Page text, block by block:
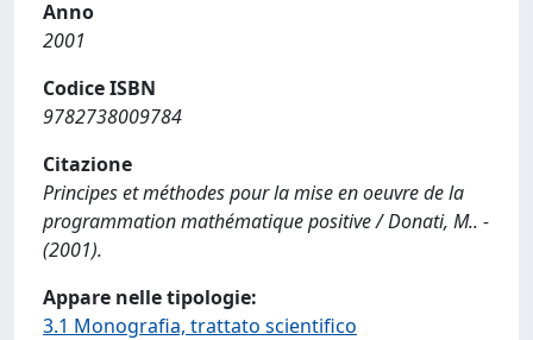
Anno
2001
Codice ISBN
9782738009784
Citazione
Principes et méthodes pour la mise en oeuvre de la
programmation mathématique positive / Donati, M.. -
(2001).
Appare nelle tipologie:
3.1 Monografia, trattato scientifico